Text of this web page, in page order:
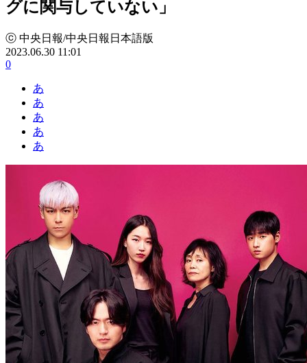
グに関与していない」
ⓒ 中央日報/中央日報日本語版
2023.06.30 11:01
0
あ
あ
あ
あ
あ